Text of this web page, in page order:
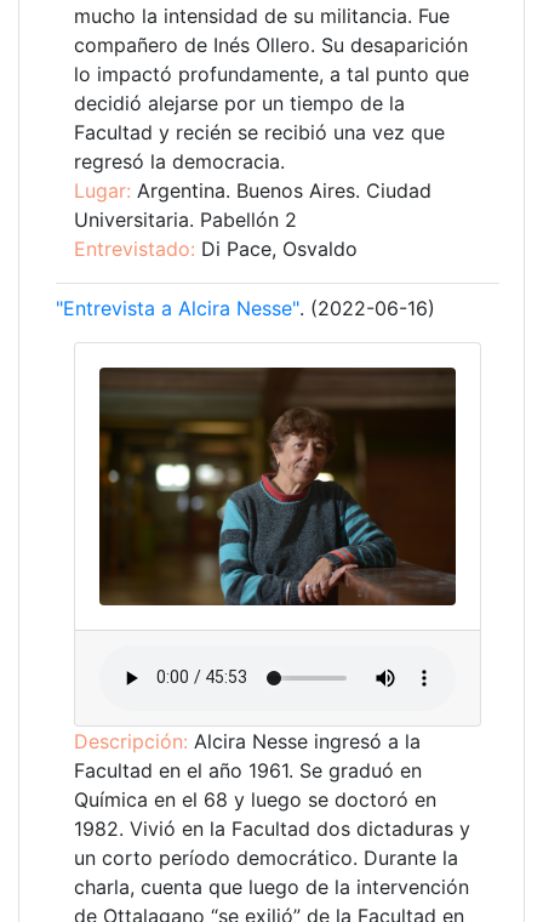
mucho la intensidad de su militancia. Fue
compañero de Inés Ollero. Su desaparición
lo impactó profundamente, a tal punto que
decidió alejarse por un tiempo de la
Facultad y recién se recibió una vez que
regresó la democracia.
Lugar: Argentina. Buenos Aires. Ciudad
Universitaria. Pabellón 2
Entrevistado: Di Pace, Osvaldo
"Entrevista a Alcira Nesse". (2022-06-16)
Descripción: Alcira Nesse ingresó a la
Facultad en el año 1961. Se graduó en
Química en el 68 y luego se doctoró en
1982. Vivió en la Facultad dos dictaduras y
un corto período democrático. Durante la
charla, cuenta que luego de la intervención
de Ottalagano “se exilió” de la Facultad en